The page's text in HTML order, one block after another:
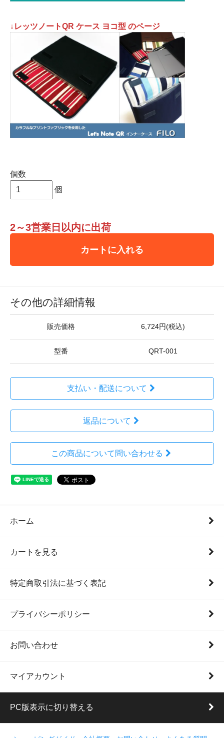
↓レッツノートQR ケース ヨコ型 のページ
個数
個
2～3営業日以内に出荷
カートに入れる
その他の詳細情報
販売価格 6,724円(税込)
型番 QRT-001
支払い・配送について
返品について
この商品について問い合わせる
ホーム
カートを見る
特定商取引法に基づく表記
プライバシーポリシー
お問い合わせ
マイアカウント
PC版表示に切り替える